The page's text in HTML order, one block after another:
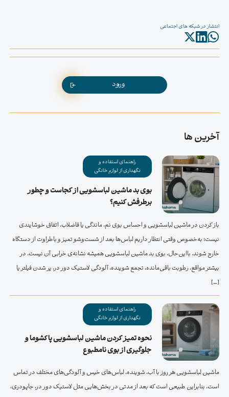
انتشار در شبکه های اجتماعی
ورود
آخرین ها
راهنمای استفاده و
نگهداری از لوازم خانگی
بوی بد ماشین لباسشویی از کجاست و چطور
برطرفش کنیم؟
باز کردن در ماشین لباسشویی و احساس بوی نم، ماندگی یا فاضلاب، اتفاق خوشایندی
نیست؛ به‌خصوص وقتی انتظار داریم لباس‌ها بعد از شست‌وشو تمیز و باطراوت از دستگاه
خارج شوند. بااین‌حال، بوی بد ماشین لباسشویی همیشه نشانه‌ی خرابی آن نیست. در
بیشتر مواقع، رطوبت باقی‌مانده، تجمع شوینده، آلودگی لاستیک دور در، پر شدن فیلتر یا
[…]
راهنمای استفاده و
نگهداری از لوازم خانگی
نحوه تمیز کردن ماشین لباسشویی پاکشوما و
جلوگیری از بوی نامطبوع
ماشین لباسشویی هر روز با آب، شوینده، لباس‌های خیس و آلودگی‌های مختلف در تماس
است. بنابراین طبیعی است که بعد از مدتی در بخش‌هایی مثل لاستیک دور در، جاپودری،